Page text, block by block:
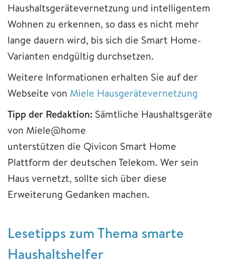
Haushaltsgerätevernetzung und intelligentem
Wohnen zu erkennen, so dass es nicht mehr
lange dauern wird, bis sich die Smart Home-
Varianten endgültig durchsetzen.
Weitere Informationen erhalten Sie auf der
Webseite von Miele Hausgerätevernetzung
Tipp der Redaktion: Sämtliche Haushaltsgeräte
von Miele@home
unterstützen die Qivicon Smart Home
Plattform der deutschen Telekom. Wer sein
Haus vernetzt, sollte sich über diese
Erweiterung Gedanken machen.
Lesetipps zum Thema smarte
Haushaltshelfer